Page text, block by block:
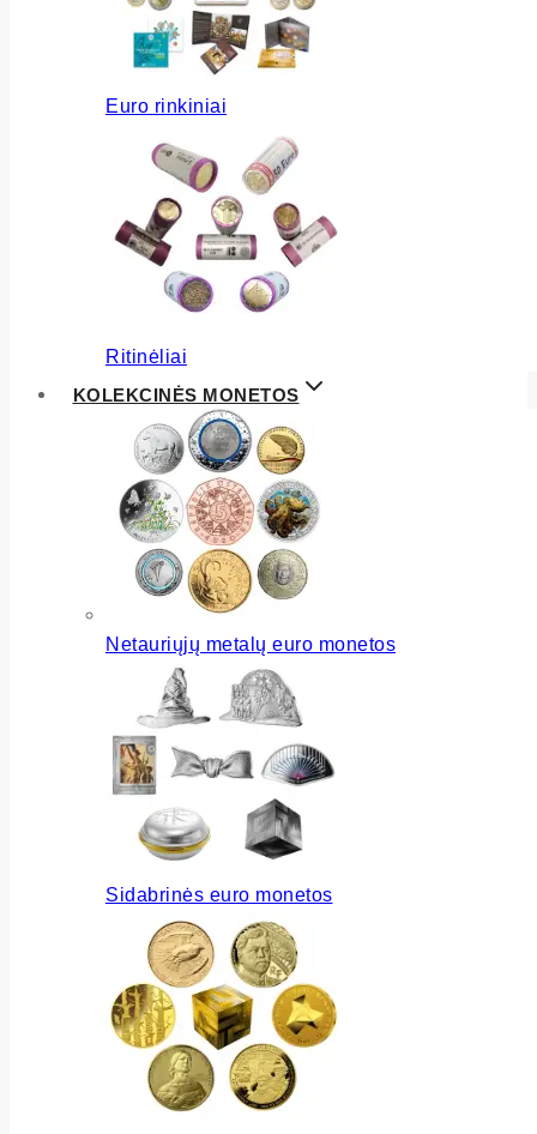
Euro rinkiniai
Ritinėliai
KOLEKCINĖS MONETOS
Netauriųjų metalų euro monetos
Sidabrinės euro monetos